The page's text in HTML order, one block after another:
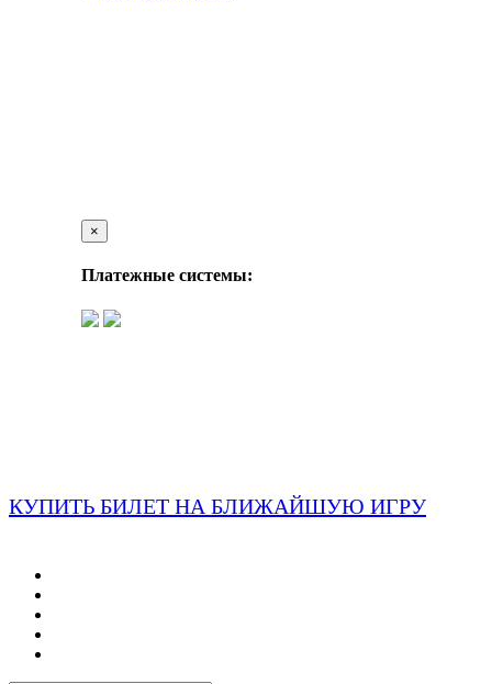
×
Платежные системы:
КУПИТЬ БИЛЕТ НА БЛИЖАЙШУЮ ИГРУ